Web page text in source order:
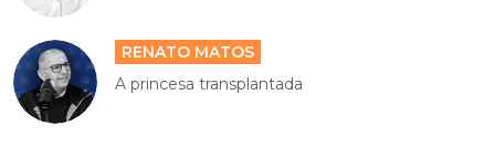
RENATO MATOS
A princesa transplantada